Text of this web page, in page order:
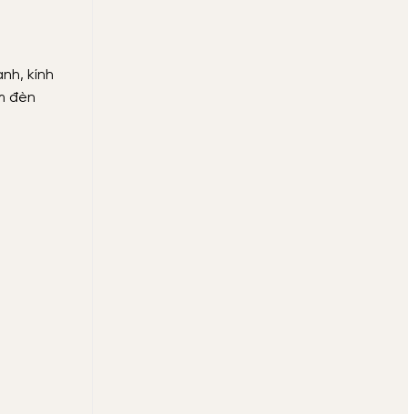
kính
đèn